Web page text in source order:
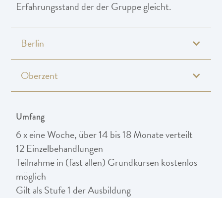
Erfahrungsstand der der Gruppe gleicht.
Berlin
Oberzent
Umfang
6 x eine Woche, über 14 bis 18 Monate verteilt
12 Einzelbehandlungen
Teilnahme in (fast allen) Grundkursen kostenlos
möglich
Gilt als Stufe 1 der Ausbildung